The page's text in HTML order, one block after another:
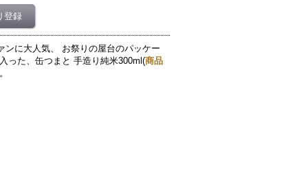
登録
ンに大人気、 お祭りの屋台のパッケー
った、缶つまと 手造り純米300ml(商品